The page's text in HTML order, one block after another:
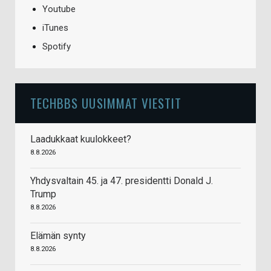
Youtube
iTunes
Spotify
TECHBBS UUSIMMAT VIESTIT
Laadukkaat kuulokkeet?
8.8.2026
Yhdysvaltain 45. ja 47. presidentti Donald J.
Trump
8.8.2026
Elämän synty
8.8.2026